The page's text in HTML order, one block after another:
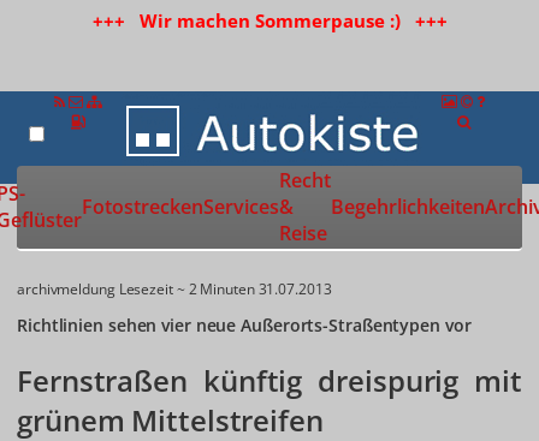
+++ Wir machen Sommerpause :) +++
Zur Startseite
FotostreckenServices
Recht
&
Reise
Begehrlichkeiten
archivmeldung Lesezeit ~ 2 Minuten31.07.2013
Richtlinien sehen vier neue Außerorts-Straßentypen vor
Fernstraßen künftig dreispurig mit
grünem Mittelstreifen